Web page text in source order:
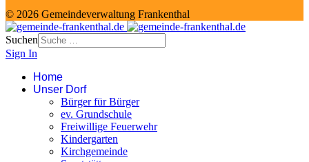
© 2026 Gemeindeverwaltung Frankenthal
Suchen
Sign In
Home
Unser Dorf
Bürger für Bürger
ev. Grundschule
Freiwillige Feuerwehr
Kindergarten
Kirchgemeinde